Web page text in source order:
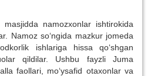
namozxonlar ishtirokida
Namoz so‘ngida mazkur jomeda
ishlariga hissa qo‘shgan
qildilar. Ushbu fayzli Juma
faollari, mo‘ysafid otaxonlar va